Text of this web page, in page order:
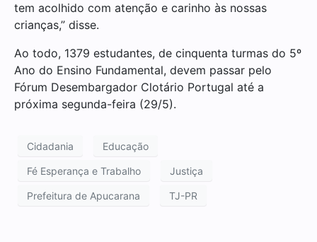
tem acolhido com atenção e carinho às nossas
crianças,” disse.
Ao todo, 1379 estudantes, de cinquenta turmas do 5º
Ano do Ensino Fundamental, devem passar pelo
Fórum Desembargador Clotário Portugal até a
próxima segunda-feira (29/5).
Cidadania Educação
Fé Esperança e Trabalho Justiça
Prefeitura de Apucarana TJ-PR